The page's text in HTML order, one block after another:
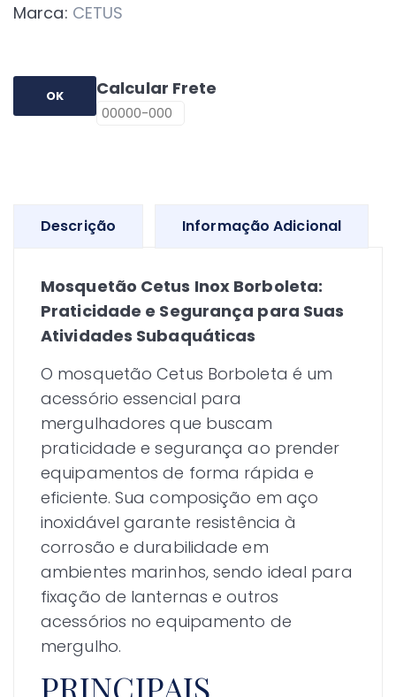
quantidade
Marca: CETUS
Calcular Frete
OK
Descrição Informação Adicional
Mosquetão Cetus Inox Borboleta:
Praticidade e Segurança para Suas
Atividades Subaquáticas
O mosquetão Cetus Borboleta é um
acessório essencial para
mergulhadores que buscam
praticidade e segurança ao prender
equipamentos de forma rápida e
eficiente. Sua composição em aço
inoxidável garante resistência à
corrosão e durabilidade em
ambientes marinhos, sendo ideal para
fixação de lanternas e outros
acessórios no equipamento de
mergulho.
PRINCIPAIS